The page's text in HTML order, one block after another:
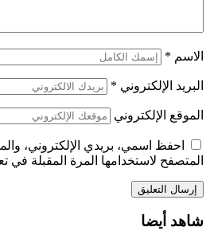
الاسم *
البريد الإلكتروني *
الموقع الإلكتروني
احفظ اسمي، بريدي الإلكتروني،
المتصفح لاستخدامها المرة المقبلة في
شاهد أيضا